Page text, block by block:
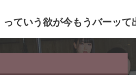
ていう欲が今もうバーッて